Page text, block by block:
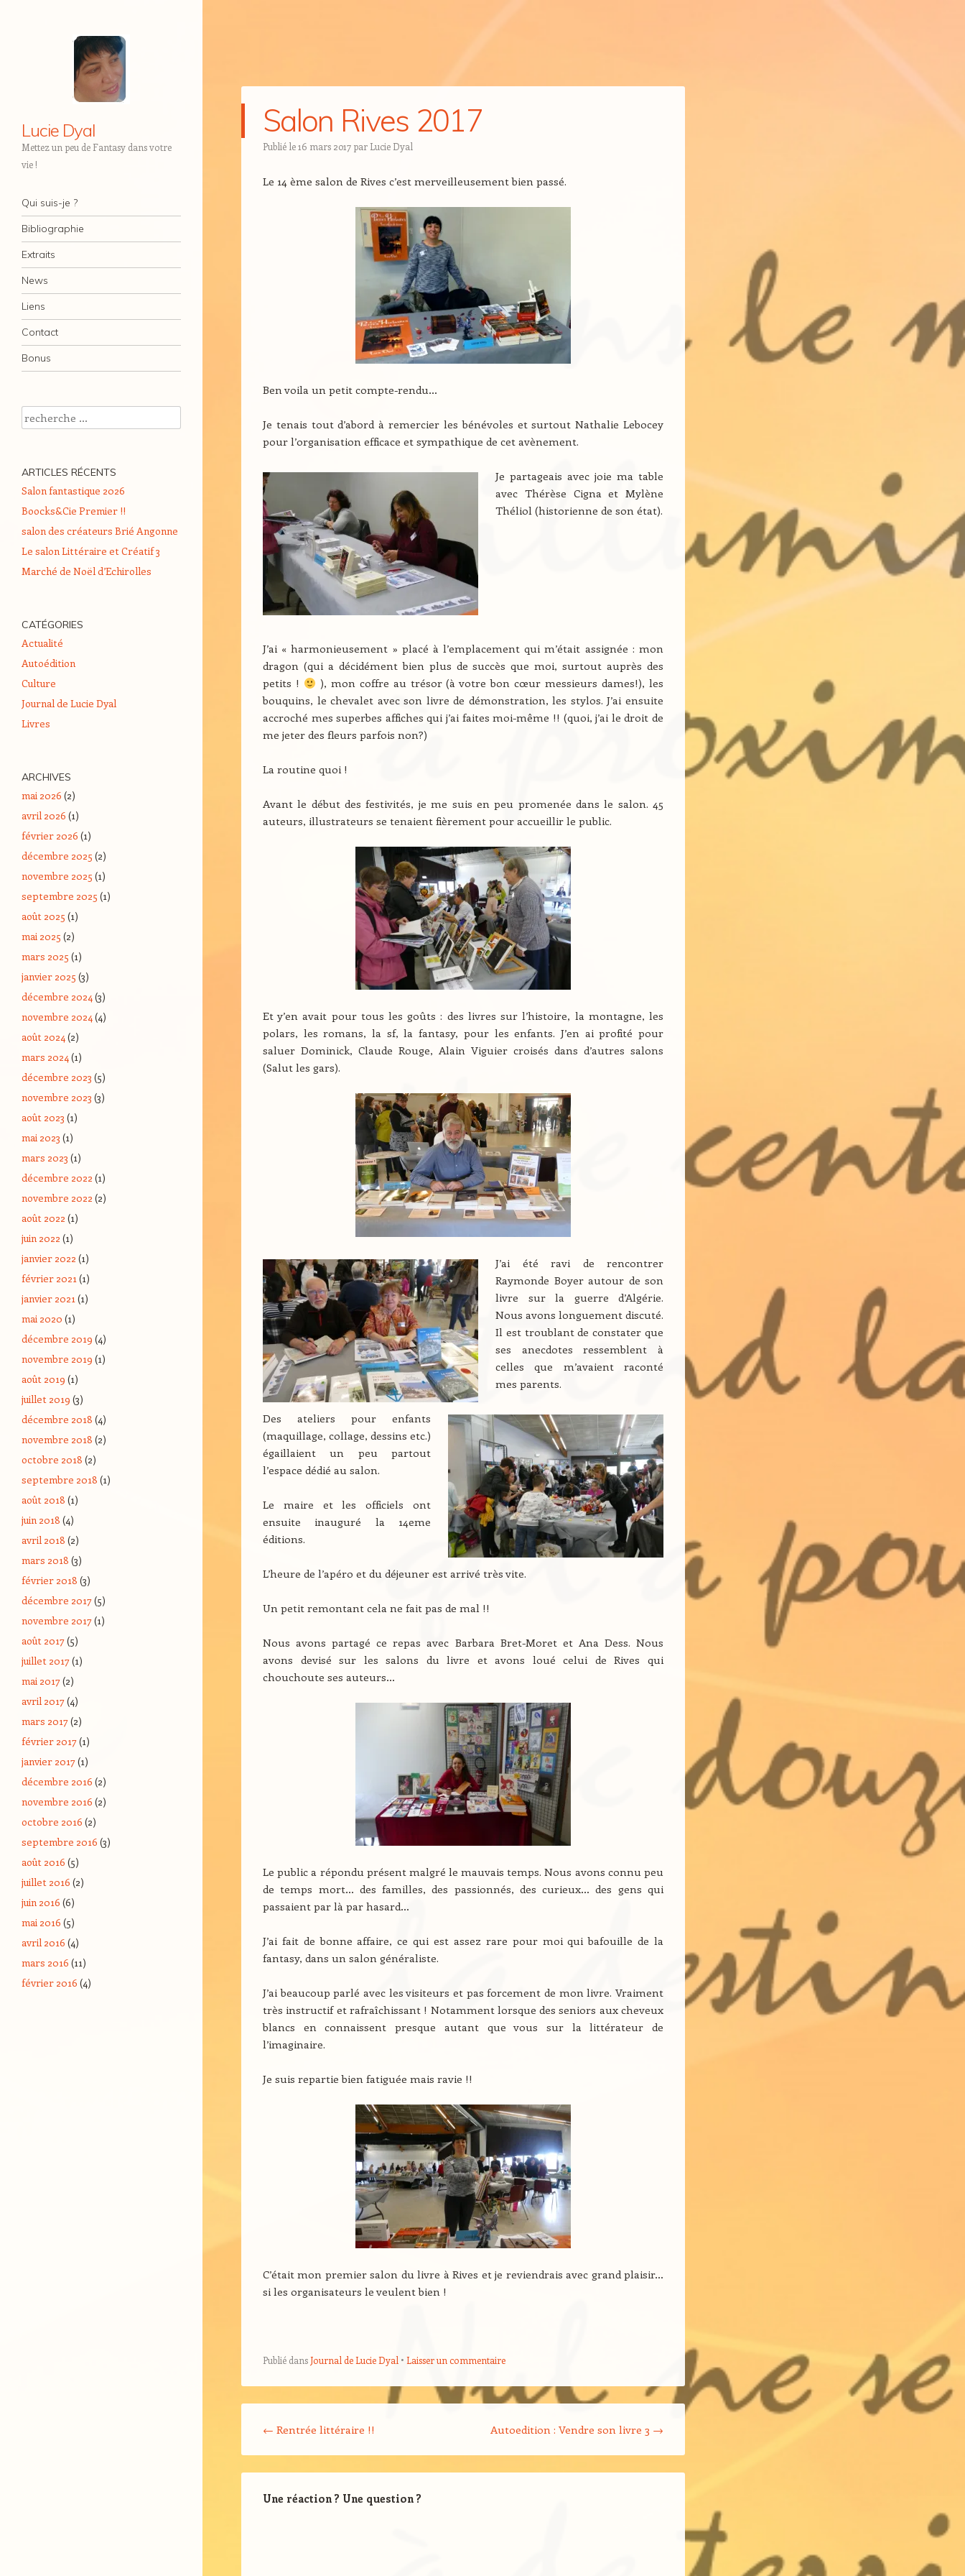
Lucie Dyal
Mettez un peu de Fantasy dans votre
vie !
Navigation
Aller au contenu
Qui suis-je ?
Bibliographie
Extraits
News
Liens
Contact
Bonus
Salon Rives 2017
Publié le16 mars 2017 par Lucie Dyal
Le 14 ème salon de Rives c’est merveilleusement bien passé.
Ben voila un petit compte-rendu…
Je tenais tout d’abord à remercier les bénévoles et surtout Nathalie Lebocey
pour l’organisation efficace et sympathique de cet avènement.
Je partageais avec joie ma table
avec Thérèse Cigna et Mylène
Théliol (historienne de son état).
J’ai « harmonieusement » placé à l’emplacement qui m’était assignée : mon
dragon (qui a décidément bien plus de succès que moi, surtout auprès des
petits !
), mon coffre au trésor (à votre bon cœur messieurs dames!), les
bouquins, le chevalet avec son livre de démonstration, les stylos. J’ai ensuite
accroché mes superbes affiches qui j’ai faites moi-même !! (quoi, j’ai le droit de
me jeter des fleurs parfois non?)
La routine quoi !
Avant le début des festivités, je me suis en peu promenée dans le salon. 45
auteurs, illustrateurs se tenaient fièrement pour accueillir le public.
Et y’en avait pour tous les goûts : des livres sur l’histoire, la montagne, les
polars, les romans, la sf, la fantasy, pour les enfants. J’en ai profité pour
saluer Dominick, Claude Rouge, Alain Viguier croisés dans d’autres salons
(Salut les gars).
J’ai été ravi de rencontrer
Raymonde Boyer autour de son
livre sur la guerre d’Algérie.
Nous avons longuement discuté.
Il est troublant de constater que
ses anecdotes ressemblent à
celles que m’avaient raconté
mes parents.
Des ateliers pour enfants
(maquillage, collage, dessins etc.)
égaillaient un peu partout
l’espace dédié au salon.
Le maire et les officiels ont
ensuite inauguré la 14eme
éditions.
L’heure de l’apéro et du déjeuner est arrivé très vite.
Un petit remontant cela ne fait pas de mal !!
Nous avons partagé ce repas avec Barbara Bret-Moret et Ana Dess. Nous
avons devisé sur les salons du livre et avons loué celui de Rives qui
chouchoute ses auteurs…
Le public a répondu présent malgré le mauvais temps. Nous avons connu peu
de temps mort… des familles, des passionnés, des curieux… des gens qui
passaient par là par hasard…
J’ai fait de bonne affaire, ce qui est assez rare pour moi qui bafouille de la
fantasy, dans un salon généraliste.
J’ai beaucoup parlé avec les visiteurs et pas forcement de mon livre. Vraiment
très instructif et rafraîchissant ! Notamment lorsque des seniors aux cheveux
blancs en connaissent presque autant que vous sur la littérateur de
l’imaginaire.
Je suis repartie bien fatiguée mais ravie !!
C’était mon premier salon du livre à Rives et je reviendrais avec grand plaisir…
si les organisateurs le veulent bien !
Publié dansJournal de Lucie Dyal Laisser un commentaire
← Rentrée littéraire !! Autoedition : Vendre son livre 3 →
Une réaction ? Une question ?
Recherche
ARTICLES RÉCENTS
Salon fantastique 2026
Boocks&Cie Premier !!
salon des créateurs Brié Angonne
Le salon Littéraire et Créatif 3
Marché de Noël d’Echirolles
CATÉGORIES
Actualité
Autoédition
Culture
Journal de Lucie Dyal
Livres
ARCHIVES
mai 2026 (2)
avril 2026 (1)
février 2026 (1)
décembre 2025 (2)
novembre 2025 (1)
septembre 2025 (1)
août 2025 (1)
mai 2025 (2)
mars 2025 (1)
janvier 2025 (3)
décembre 2024(3)
novembre 2024(4)
août 2024(2)
mars 2024(1)
décembre 2023 (5)
novembre 2023 (3)
août 2023 (1)
mai 2023 (1)
mars 2023 (1)
décembre 2022 (1)
novembre 2022 (2)
août 2022 (1)
juin 2022 (1)
janvier 2022 (1)
février 2021(1)
janvier 2021(1)
mai 2020 (1)
décembre 2019 (4)
novembre 2019 (1)
août 2019 (1)
juillet 2019 (3)
décembre 2018 (4)
novembre 2018 (2)
octobre 2018 (2)
septembre 2018 (1)
août 2018 (1)
juin 2018 (4)
avril 2018 (2)
mars 2018 (3)
février 2018 (3)
décembre 2017(5)
novembre 2017(1)
août 2017(5)
juillet 2017(1)
mai 2017(2)
avril 2017(4)
mars 2017(2)
février 2017(1)
janvier 2017(1)
décembre 2016 (2)
novembre 2016 (2)
octobre 2016 (2)
septembre 2016 (3)
août 2016 (5)
juillet 2016 (2)
juin 2016 (6)
mai 2016 (5)
avril 2016 (4)
mars 2016 (11)
février 2016 (4)